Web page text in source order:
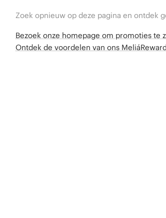
Zoek opnieuw op deze pagina en ontdek
Bezoek onze homepage om promoties te
Ontdek de voordelen van ons